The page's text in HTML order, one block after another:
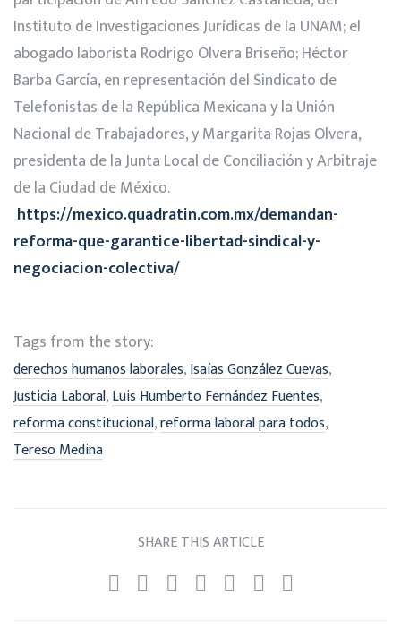
Instituto de Investigaciones Jurídicas de la UNAM; el
abogado laborista Rodrigo Olvera Briseño; Héctor
Barba García, en representación del Sindicato de
Telefonistas de la República Mexicana y la Unión
Nacional de Trabajadores, y Margarita Rojas Olvera,
presidenta de la Junta Local de Conciliación y Arbitraje
de la Ciudad de México.
https://mexico.quadratin.com.mx/demandan-
reforma-que-garantice-libertad-sindical-y-
negociacion-colectiva/
Tags from the story:
derechos humanos laborales,Isaías González Cuevas,
Justicia Laboral,Luis Humberto Fernández Fuentes,
reforma constitucional,reforma laboral para todos,
Tereso Medina
SHARE THIS ARTICLE